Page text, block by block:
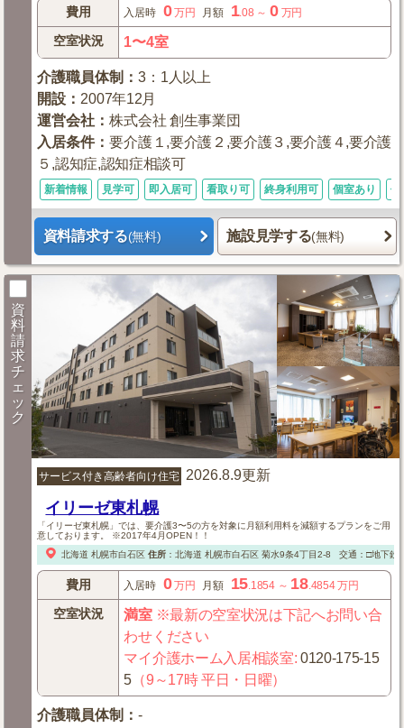
費用 入居時 0万円 月額 1.08 ～ 0 万円
空室状況 1〜4室
介護職員体制 ：3：1人以上
開設 ： 2007年12月
運営会社 ：株式会社 創生事業団
入居条件：要介護１,要介護２,要介護３,要介護４,要介護
５,認知症,認知症相談可
新着情報 見学可 即入居可 看取り可 終身利用可 個室あり 体
資料請求する(無料) 施設見学する(無料)
資
料
請
求
チ
ェ
ッ
ク
サービス付き高齢者向け住宅 2026.8.9更新
イリーゼ東札幌
「イリーゼ東札幌」では、要介護3〜5の方を対象に月額利用料を減額するプランをご用
意しております。 ※2017年4月OPEN！！
北海道 札幌市白石区 住所： 北海道 札幌市白石区菊水9条4丁目2-8 交通：□地下鉄
費用 入居時 0万円 月額 15.1854 ～ 18.4854万円
空室状況 満室※最新の空室状況は下記へお問い合
わせください
マイ介護ホーム入居相談室:0120-175-15
5 （9～17時 平日・日曜）
介護職員体制 ：-